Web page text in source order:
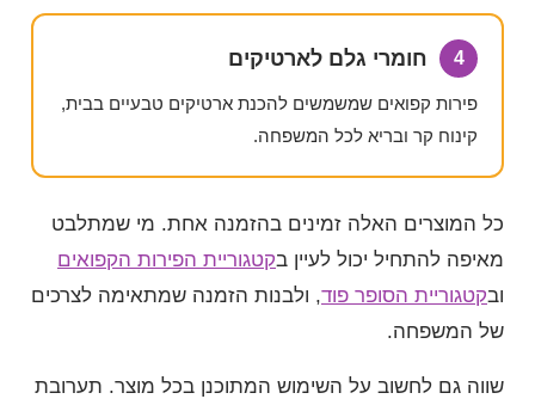
4 חומרי גלם לארטיקים
פירות קפואים שמשמשים להכנת ארטיקים טבעיים בבית,
קינוח קר ובריא לכל המשפחה.
כל המוצרים האלה זמינים בהזמנה אחת. מי שמתלבט
מאיפה להתחיל יכול לעיין בקטגוריית הפירות הקפואים
ובקטגוריית הסופר פוד, ולבנות הזמנה שמתאימה לצרכים
של המשפחה.
שווה גם לחשוב על השימוש המתוכנן בכל מוצר. תערובת